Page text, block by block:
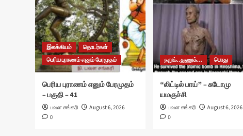
இலக்கியம்
தொடர்கள்
பெரிய புராணம் எனும் பேரமுதம்
பெரிய புராணம் எனும் பேரமுதம்
– பகுதி – 41
பவள சங்கரி
August 6, 2026
0
நறுக்..துணுக்... பொது
“லிட்டில் பாய்” – சுடோமு
யமகுச்சி
பவள சங்கரி
August 6, 2026
0